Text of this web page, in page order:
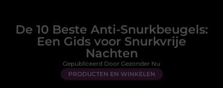
De 10 Beste Anti-Snurkbeugels:
Een Gids voor Snurkvrije
Nachten
PRODUCTEN EN WINKELEN
Gepubliceerd Door Gezonder Nu